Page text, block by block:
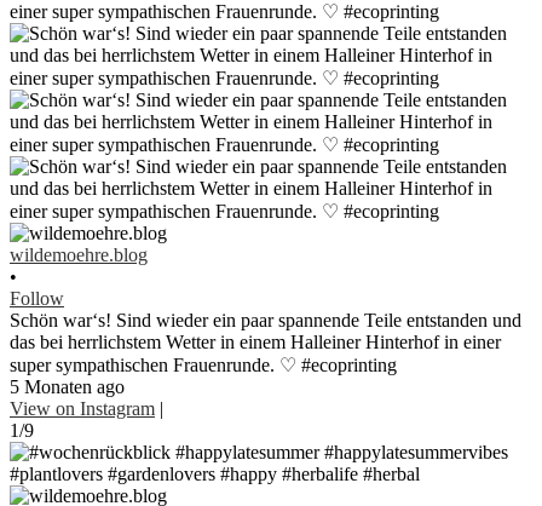
wildemoehre.blog
•
Follow
Schön war‘s! Sind wieder ein paar spannende Teile entstanden und
das bei herrlichstem Wetter in einem Halleiner Hinterhof in einer
super sympathischen Frauenrunde. ♡ #ecoprinting
5 Monaten ago
View on Instagram |
1/9